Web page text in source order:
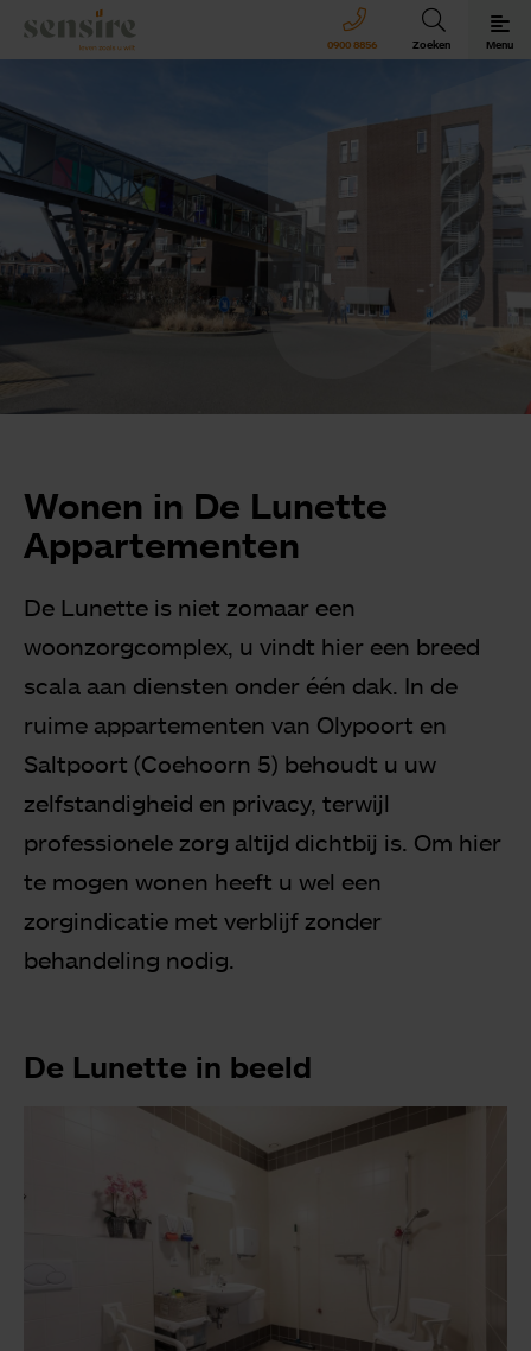
Sensire logo
0900 8856 Zoeken Menu
Revalideren met Sensire
Wonen en zorg met Sensire
Meer over Sensire
Wonen in De Lunette
Appartementen
De Lunette is niet zomaar een
woonzorgcomplex, u vindt hier een breed
scala aan diensten onder één dak. In de
ruime appartementen van Olypoort en
Saltpoort (Coehoorn 5) behoudt u uw
zelfstandigheid en privacy, terwijl
professionele zorg altijd dichtbij is. Om hier
te mogen wonen heeft u wel een
zorgindicatie met verblijf zonder
behandeling nodig.
De Lunette in beeld